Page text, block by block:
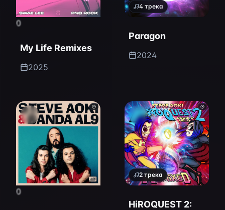
0
My Life Remixes
2025
4 трека
Paragon
2024
0
2 трека
HiROQUEST 2: